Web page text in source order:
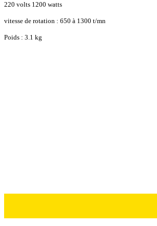
220 volts 1200 watts
vitesse de rotation : 650 à 1300 t/mn
Poids : 3.1 kg